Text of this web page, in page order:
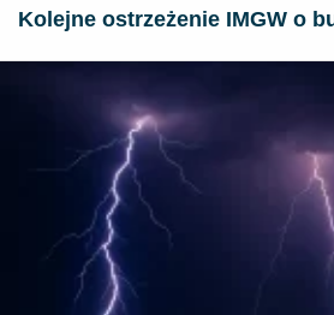
Kolejne ostrzeżenie IMGW o